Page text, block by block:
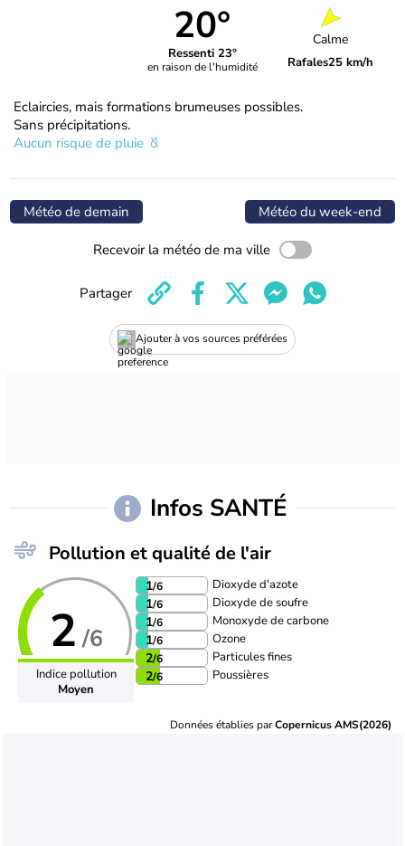
20°
Ressenti 23°
en raison de l'humidité
Calme
Rafales25 km/h
Eclaircies, mais formations brumeuses possibles.
Sans précipitations.
Aucun risque de pluie
Météo de demain Météo du week-end
Recevoir la météo de ma ville
Ajouter à vos sources préférées
Partager
Infos SANTÉ
Pollution et qualité de l'air
2 /6
Indice pollution
Moyen
1/6 Dioxyde d'azote
1/6 Dioxyde de soufre
1/6 Monoxyde de carbone
1/6 Ozone
2/6 Particules fines
2/6 Poussières
Données établies parCopernicus AMS(2026)